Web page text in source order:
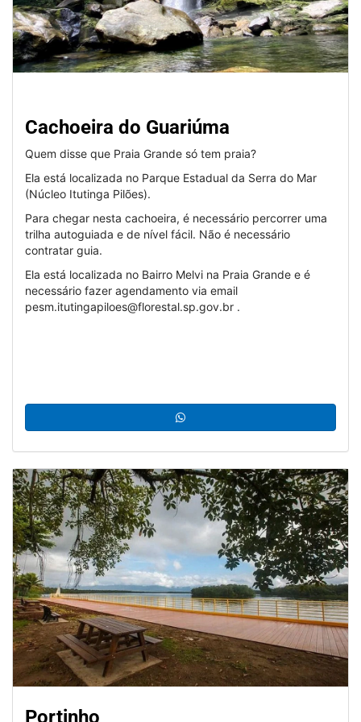
Cachoeira do Guariúma
Quem disse que Praia Grande só tem praia?
Ela está localizada no Parque Estadual da Serra do Mar
(Núcleo Itutinga Pilões).
Para chegar nesta cachoeira, é necessário percorrer uma
trilha autoguiada e de nível fácil. Não é necessário
contratar guia.
Ela está localizada no Bairro Melvi na Praia Grande e é
necessário fazer agendamento via email
pesm.itutingapiloes@florestal.sp.gov.br .
Portinho